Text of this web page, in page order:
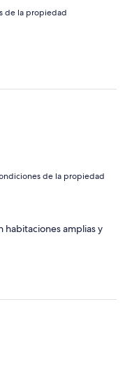
de la propiedad
de la propiedad
amplias y